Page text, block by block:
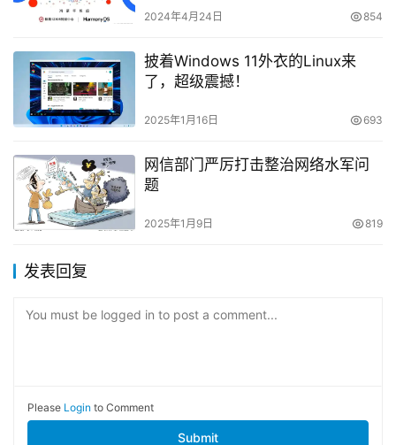
2024年4月24日 854
披着Windows 11外衣的Linux来
了，超级震撼！
2025年1月16日 693
网信部门严厉打击整治网络水军问
题
2025年1月9日 819
发表回复
You must be logged in to post a comment...
Please Login to Comment
Submit